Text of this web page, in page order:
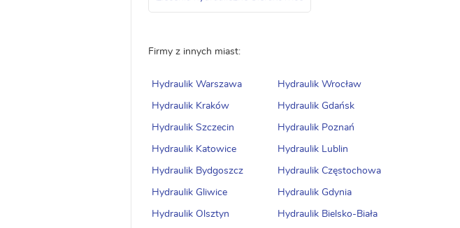
Firmy z innych miast:
Hydraulik Warszawa Hydraulik Wrocław
Hydraulik Kraków Hydraulik Gdańsk
Hydraulik Szczecin Hydraulik Poznań
Hydraulik Katowice Hydraulik Lublin
Hydraulik Bydgoszcz Hydraulik Częstochowa
Hydraulik Gliwice Hydraulik Gdynia
Hydraulik Olsztyn Hydraulik Bielsko-Biała